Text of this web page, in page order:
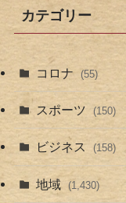
カテゴリー
コロナ (55)
スポーツ (150)
ビジネス (158)
地域 (1,430)